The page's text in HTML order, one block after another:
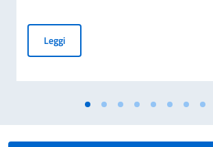
LeggiBorse di studio offerte dal Governo